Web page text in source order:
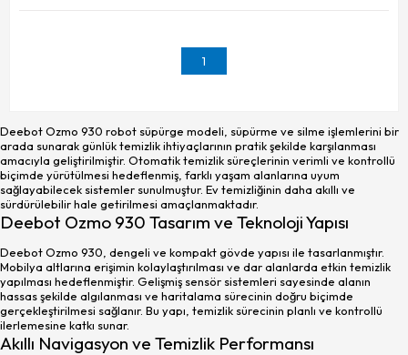
1
Deebot Ozmo 930 robot süpürge modeli, süpürme ve silme işlemlerini bir
arada sunarak günlük temizlik ihtiyaçlarının pratik şekilde karşılanması
amacıyla geliştirilmiştir. Otomatik temizlik süreçlerinin verimli ve kontrollü
biçimde yürütülmesi hedeflenmiş, farklı yaşam alanlarına uyum
sağlayabilecek sistemler sunulmuştur. Ev temizliğinin daha akıllı ve
sürdürülebilir hale getirilmesi amaçlanmaktadır.
Deebot Ozmo 930 Tasarım ve Teknoloji Yapısı
Deebot Ozmo 930, dengeli ve kompakt gövde yapısı ile tasarlanmıştır.
Mobilya altlarına erişimin kolaylaştırılması ve dar alanlarda etkin temizlik
yapılması hedeflenmiştir. Gelişmiş sensör sistemleri sayesinde alanın
hassas şekilde algılanması ve haritalama sürecinin doğru biçimde
gerçekleştirilmesi sağlanır. Bu yapı, temizlik sürecinin planlı ve kontrollü
ilerlemesine katkı sunar.
Akıllı Navigasyon ve Temizlik Performansı